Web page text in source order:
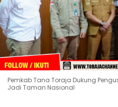
Pemkab Tana Toraja Dukung
Jadi Taman Nasional